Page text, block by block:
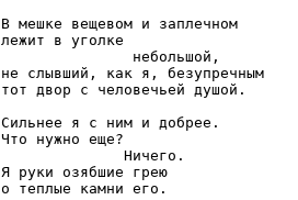
В мешке вещевом и заплечном
лежит в уголке
               небольшой,
не слывший, как я, безупречным
тот двор с человечьей душой.
Сильнее я с ним и добрее.
Что нужно еще?
              Ничего.
Я руки озябшие грею
о теплые камни его.